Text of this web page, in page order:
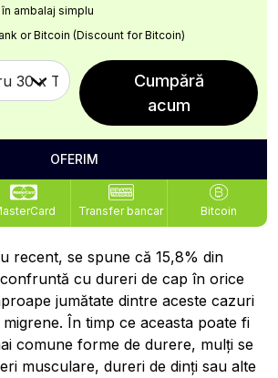
ambalaj simplu
or Bitcoin (Discount for Bitcoin)
Cumpără
acum
OFERIM
Transfer bancar Bitcoin
recent, se spune că 15,8% din
cu dureri de cap în orice
jumătate dintre aceste cazuri
În timp ce aceasta poate fi
comune forme de durere, mulți se
musculare, dureri de dinți sau alte